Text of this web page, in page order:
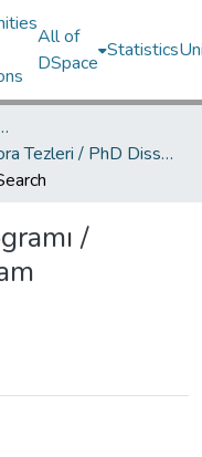
All of
DSpace
Statistics
Education Institute
Doktora Tezleri / PhD Dissertations
/